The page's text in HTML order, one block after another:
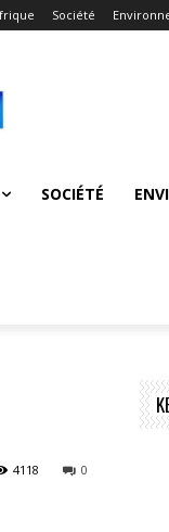
Société
SOCIÉTÉ
0
4118